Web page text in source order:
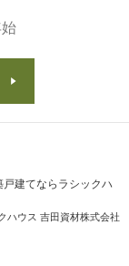
ハウス 吉田資材株式会社
建てならラシックハ